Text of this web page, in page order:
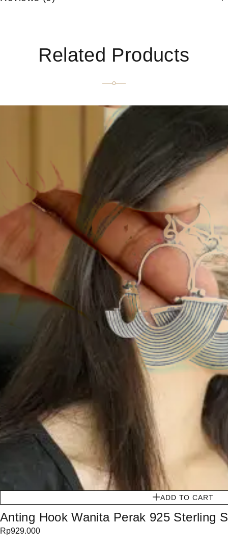
Related Products
ADD TO CART
Anting Hook Wanita Perak 925 Sterling
Rp929.000